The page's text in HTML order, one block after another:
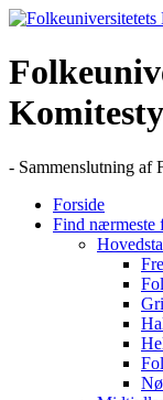
Skip
content
- Sammenslutning af
Forside
Find nærmeste